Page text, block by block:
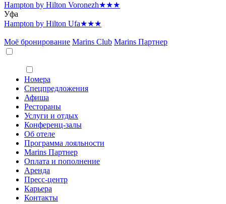
Hampton by Hilton Voronezh★★★
Уфа
Hampton by Hilton Ufa★★★
Моё бронирование Marins Club Marins Партнер
Номера
Спецпредложения
Афиша
Рестораны
Услуги и отдых
Конференц-залы
Об отеле
Программа лояльности
Marins Партнер
Оплата и пополнение
Аренда
Пресс-центр
Карьера
Контакты